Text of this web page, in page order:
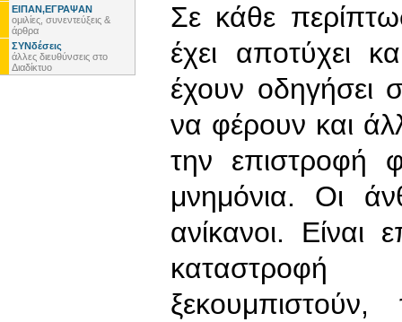
ΕΙΠΑΝ,ΕΓΡΑΨΑΝ
ομιλίες, συνεντεύξεις &
άρθρα
ΣΥΝδέσεις
άλλες διευθύνσεις στο
Διαδίκτυο
Σε κάθε
έχει αποτύχει
έχουν οδηγήσει
να φέρουν και
την επιστροφή
μνημόνια. Οι
ανίκανοι. Είναι